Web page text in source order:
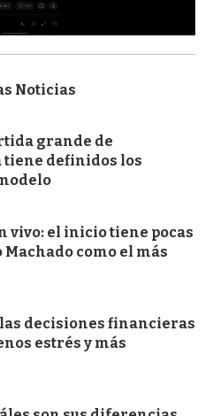
Noticias
grande de
tiene definidos los
vivo: el inicio tiene pocas
como el más
decisiones financieras
estrés y más